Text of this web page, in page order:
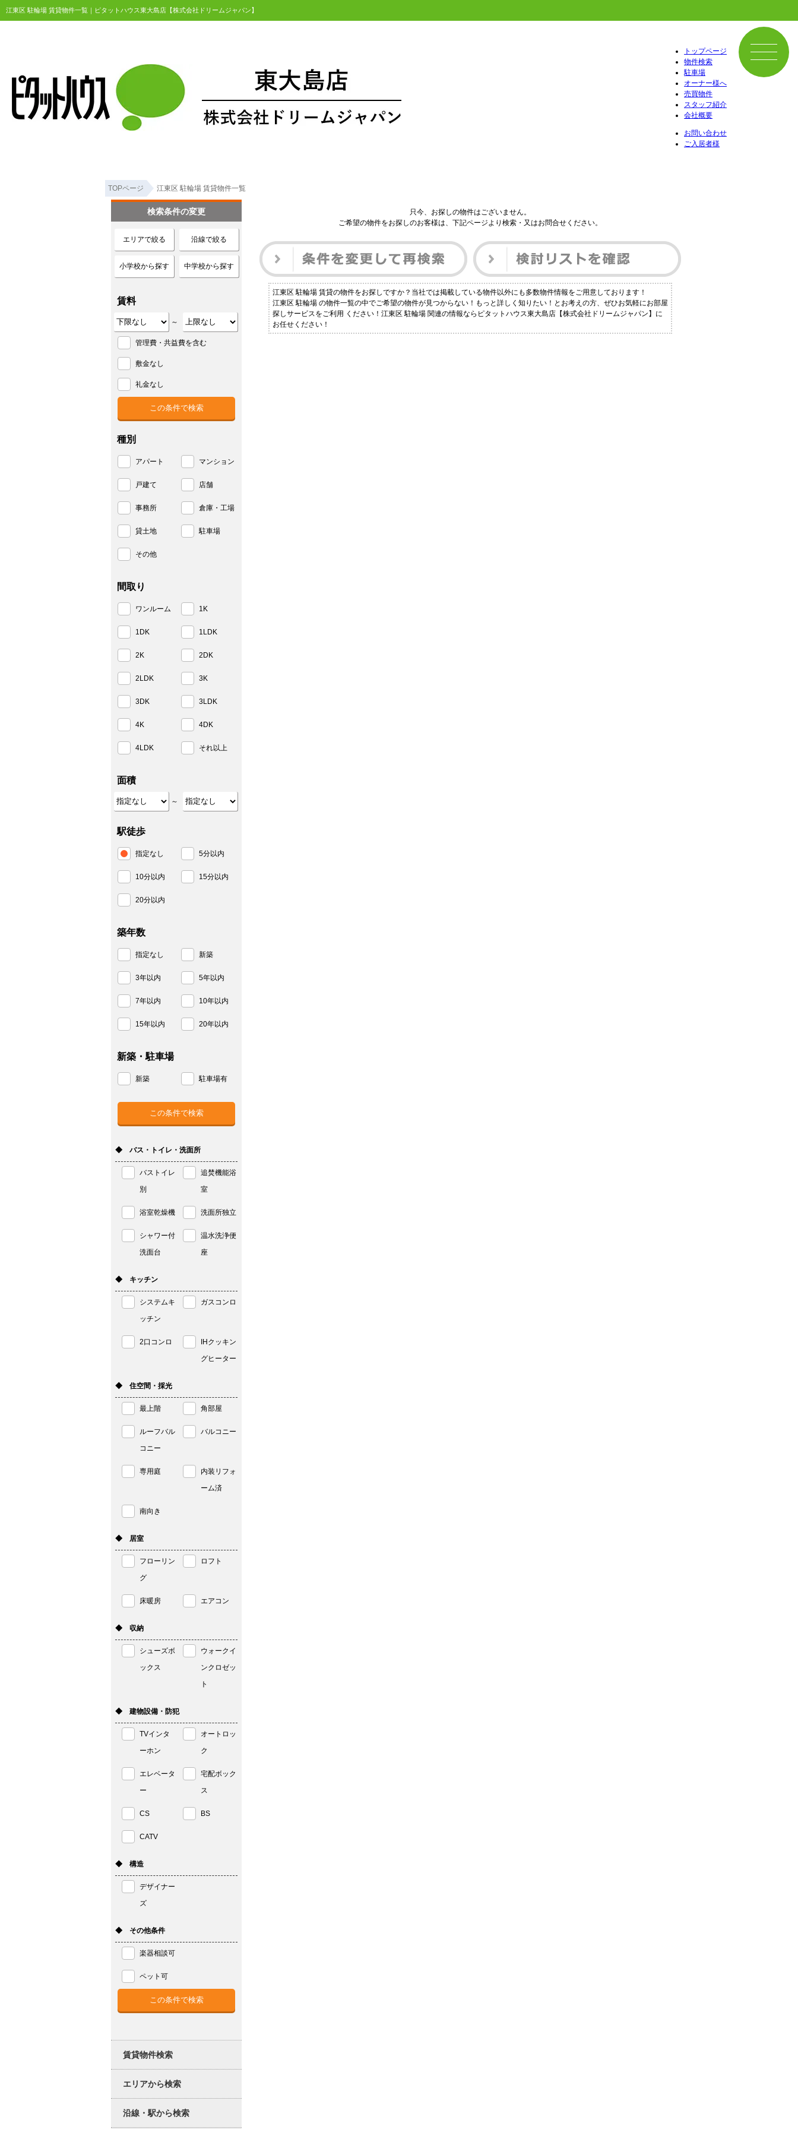
江東区 駐輪場 賃貸物件一覧｜ピタットハウス東大島店【株式会社ドリームジャパン】
トップページ
物件検索
駐車場
オーナー様へ
売買物件
スタッフ紹介
会社概要
お問い合わせ
ご入居者様
TOPページ 江東区 駐輪場 賃貸物件一覧
只今、お探しの物件はございません。
ご希望の物件をお探しのお客様は、下記ページより検索・又はお問合せください。
江東区 駐輪場 賃貸の物件をお探しですか？当社では掲載している物件以外にも多数物件情報をご用意しております！
江東区 駐輪場 の物件一覧の中でご希望の物件が見つからない！もっと詳しく知りたい！とお考えの方、ぜひお気軽にお部屋
探しサービスをご利用 ください！江東区 駐輪場 関連の情報ならピタットハウス東大島店【株式会社ドリームジャパン】に
お任せください！
検索条件の変更
エリアで絞る 沿線で絞る
小学校から探す 中学校から探す
賃料
～
管理費・共益費を含む
敷金なし
礼金なし
種別
アパート マンション
戸建て 店舗
事務所 倉庫・工場
貸土地 駐車場
その他
間取り
ワンルーム 1K
1DK 1LDK
2K 2DK
2LDK 3K
3DK 3LDK
4K 4DK
4LDK それ以上
面積
～
駅徒歩
指定なし 5分以内
10分以内 15分以内
20分以内
築年数
指定なし 新築
3年以内 5年以内
7年以内 10年以内
15年以内 20年以内
新築・駐車場
新築 駐車場有
◆ バス・トイレ・洗面所
バストイレ
別
追焚機能浴
室
浴室乾燥機 洗面所独立
シャワー付
洗面台
温水洗浄便
座
◆ キッチン
システムキ
ッチン
ガスコンロ
2口コンロ
IHクッキン
グヒーター
◆ 住空間・採光
最上階 角部屋
ルーフバル
コニー
バルコニー
専用庭
内装リフォ
ーム済
南向き
◆ 居室
フローリン
グ
ロフト
床暖房 エアコン
◆ 収納
シューズボ
ックス
ウォークイ
ンクロゼッ
ト
◆ 建物設備・防犯
TVインタ
ーホン
オートロッ
ク
エレベータ
ー
宅配ボック
ス
CS BS
CATV
◆ 構造
デザイナー
ズ
◆ その他条件
楽器相談可
ペット可
賃貸物件検索
エリアから検索
沿線・駅から検索